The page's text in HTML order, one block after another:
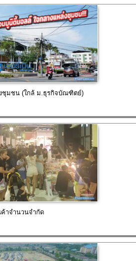
ชุมชน (ใกล้ ม.ธุรกิจบัณฑิตย์)
ค้าจำนวนจำกัด